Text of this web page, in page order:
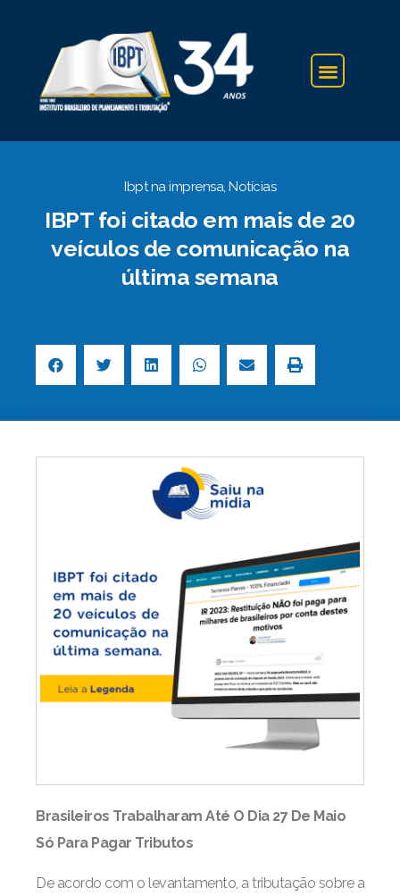
Ibpt na imprensa, Notícias
IBPT foi citado em mais de 20
veículos de comunicação na
última semana
Brasileiros Trabalharam Até O Dia 27 De Maio
Só Para Pagar Tributos
De acordo com o levantamento, a tributação sobre a